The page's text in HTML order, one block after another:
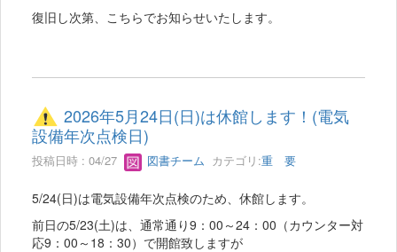
復旧し次第、こちらでお知らせいたします。
2026年5月24日(日)は休館します！(電気
設備年次点検日)
投稿日時 : 04/27 図書チーム カテゴリ:重 要
5/24(日)は電気設備年次点検のため、休館します。
前日の5/23(土)は、通常通り9：00～24：00（カウンター対
応9：00～18：30）で開館致しますが